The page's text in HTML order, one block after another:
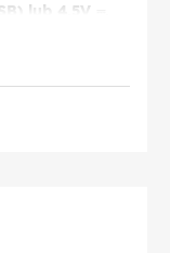
lub 4,5V ⎓,
1,5V ⎓